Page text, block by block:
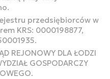
przedsiębiorców w
KRS: 0000198877,
REJONOWY DLA ŁODZI
GOSPODARCZY